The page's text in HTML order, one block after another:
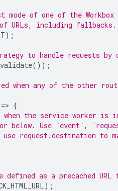
of one of the Workbox
URLs, including fallbacks.
);
to handle requests by
());
when any of the other
=> {
when the service worker is
below. Use `event`,
request.destination to
be defined as a precached
);